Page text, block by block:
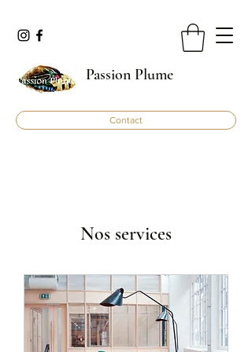
Passion Plume
Contact
Nos services